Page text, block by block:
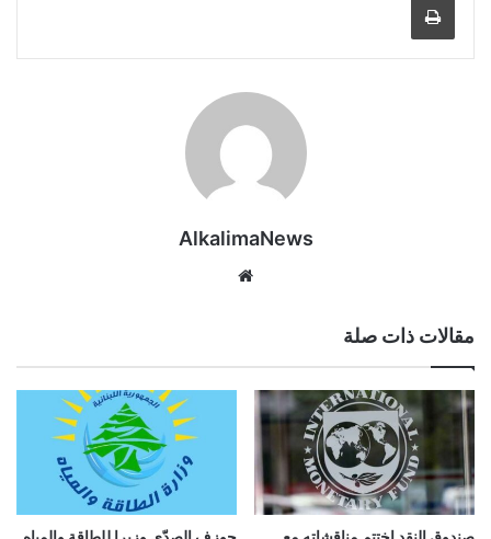
AlkalimaNews
مقالات ذات صلة